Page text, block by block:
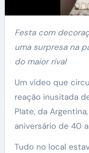
Festa com decoração do time millonario tinha
uma surpresa na
do maior rival
Um vídeo que
reação inusitada
Plate, da
aniversário de 40
Tudo no local